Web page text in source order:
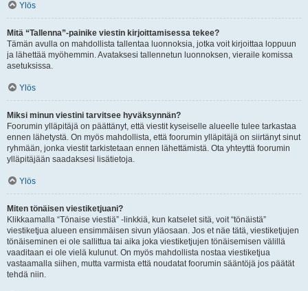
Ylös
Mitä “Tallenna”-painike viestin kirjoittamisessa tekee?
Tämän avulla on mahdollista tallentaa luonnoksia, jotka voit kirjoittaa loppuun
ja lähettää myöhemmin. Avataksesi tallennetun luonnoksen, vieraile komissa
asetuksissa.
Ylös
Miksi minun viestini tarvitsee hyväksynnän?
Foorumin ylläpitäjä on päättänyt, että viestit kyseiselle alueelle tulee tarkastaa
ennen lähetystä. On myös mahdollista, että foorumin ylläpitäjä on siirtänyt sinut
ryhmään, jonka viestit tarkistetaan ennen lähettämistä. Ota yhteyttä foorumin
ylläpitäjään saadaksesi lisätietoja.
Ylös
Miten tönäisen viestiketjuani?
Klikkaamalla “Tönaise viestiä” -linkkiä, kun katselet sitä, voit “tönäistä”
viestiketjua alueen ensimmäisen sivun yläosaan. Jos et näe tätä, viestiketjujen
tönäiseminen ei ole sallittua tai aika joka viestiketjujen tönäisemisen välillä
vaaditaan ei ole vielä kulunut. On myös mahdollista nostaa viestiketjua
vastaamalla siihen, mutta varmista että noudatat foorumin sääntöjä jos päätät
tehdä niin.